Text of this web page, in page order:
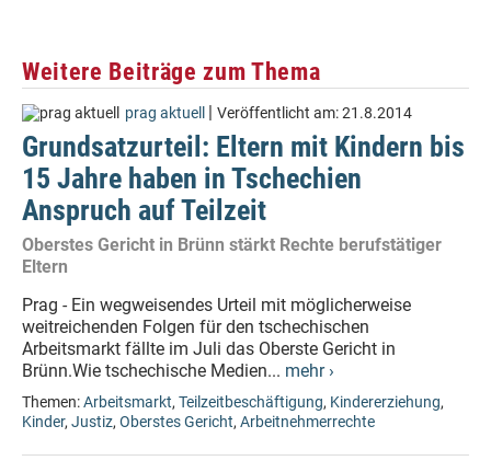
Weitere Beiträge zum Thema
prag aktuell | Veröffentlicht am:21.8.2014
Grundsatzurteil: Eltern mit Kindern bis
15 Jahre haben in Tschechien
Anspruch auf Teilzeit
Oberstes Gericht in Brünn stärkt Rechte berufstätiger
Eltern
Prag - Ein wegweisendes Urteil mit möglicherweise
weitreichenden Folgen für den tschechischen
Arbeitsmarkt fällte im Juli das Oberste Gericht in
Brünn.Wie tschechische Medien... mehr ›
Themen:Arbeitsmarkt, Teilzeitbeschäftigung, Kindererziehung,
Kinder, Justiz, Oberstes Gericht, Arbeitnehmerrechte